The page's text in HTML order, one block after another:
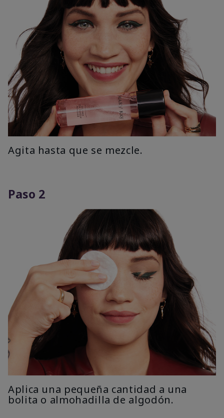
Agita hasta que se mezcle.
Paso 2
Aplica una pequeña cantidad a una
bolita o almohadilla de algodón.